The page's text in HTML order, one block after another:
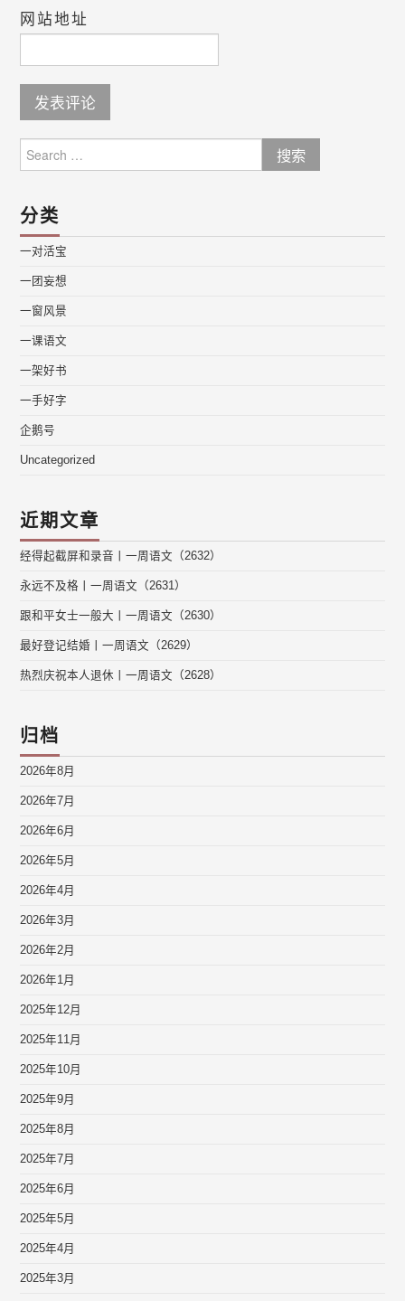
网站地址
for:
分类
一对活宝
一团妄想
一窗风景
一课语文
一架好书
一手好字
企鹅号
Uncategorized
近期文章
经得起截屏和录音丨一周语文（2632）
永远不及格丨一周语文（2631）
跟和平女士一般大丨一周语文（2630）
最好登记结婚丨一周语文（2629）
热烈庆祝本人退休丨一周语文（2628）
归档
2026年8月
2026年7月
2026年6月
2026年5月
2026年4月
2026年3月
2026年2月
2026年1月
2025年12月
2025年11月
2025年10月
2025年9月
2025年8月
2025年7月
2025年6月
2025年5月
2025年4月
2025年3月